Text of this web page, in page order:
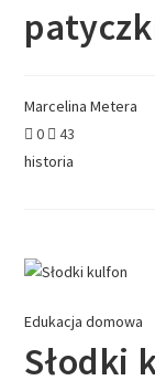
Marcelina Metera
0
43
historia
Edukacja domowa
Słodki